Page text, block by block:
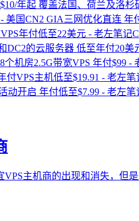
主机商的出现和消失，但